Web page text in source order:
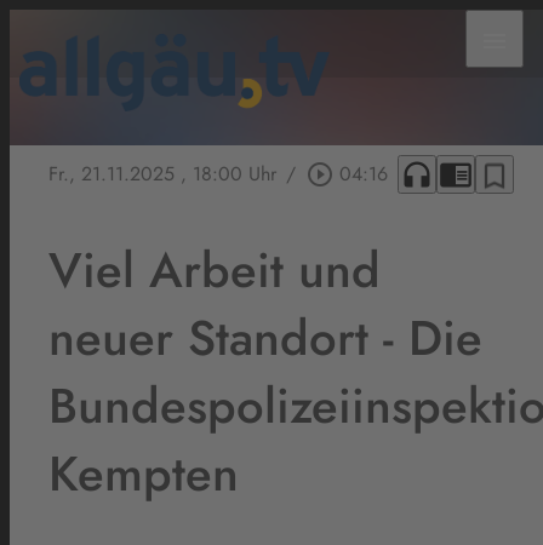
Fr., 21.11.2025 , 18:00 Uhr / play_circle_outline 04:16 headphones chrome_reader_mode bookmark_border
Viel Arbeit und
neuer Standort - Die
Kempten